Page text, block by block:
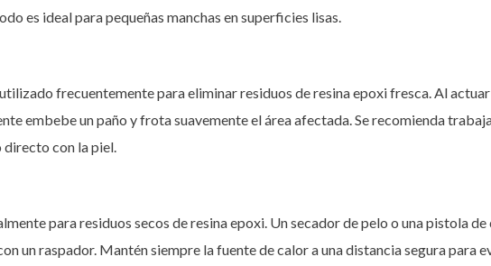
es ideal para pequeñas manchas en superficies lisas.
frecuentemente para eliminar residuos de resina epoxi fresca. Al
embebe un paño y frota suavemente el área afectada. Se recomienda
con la piel.
para residuos secos de resina epoxi. Un secador de pelo o una pistola
un raspador. Mantén siempre la fuente de calor a una distancia segura para